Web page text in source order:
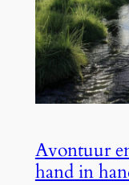
Avontuur
hand in